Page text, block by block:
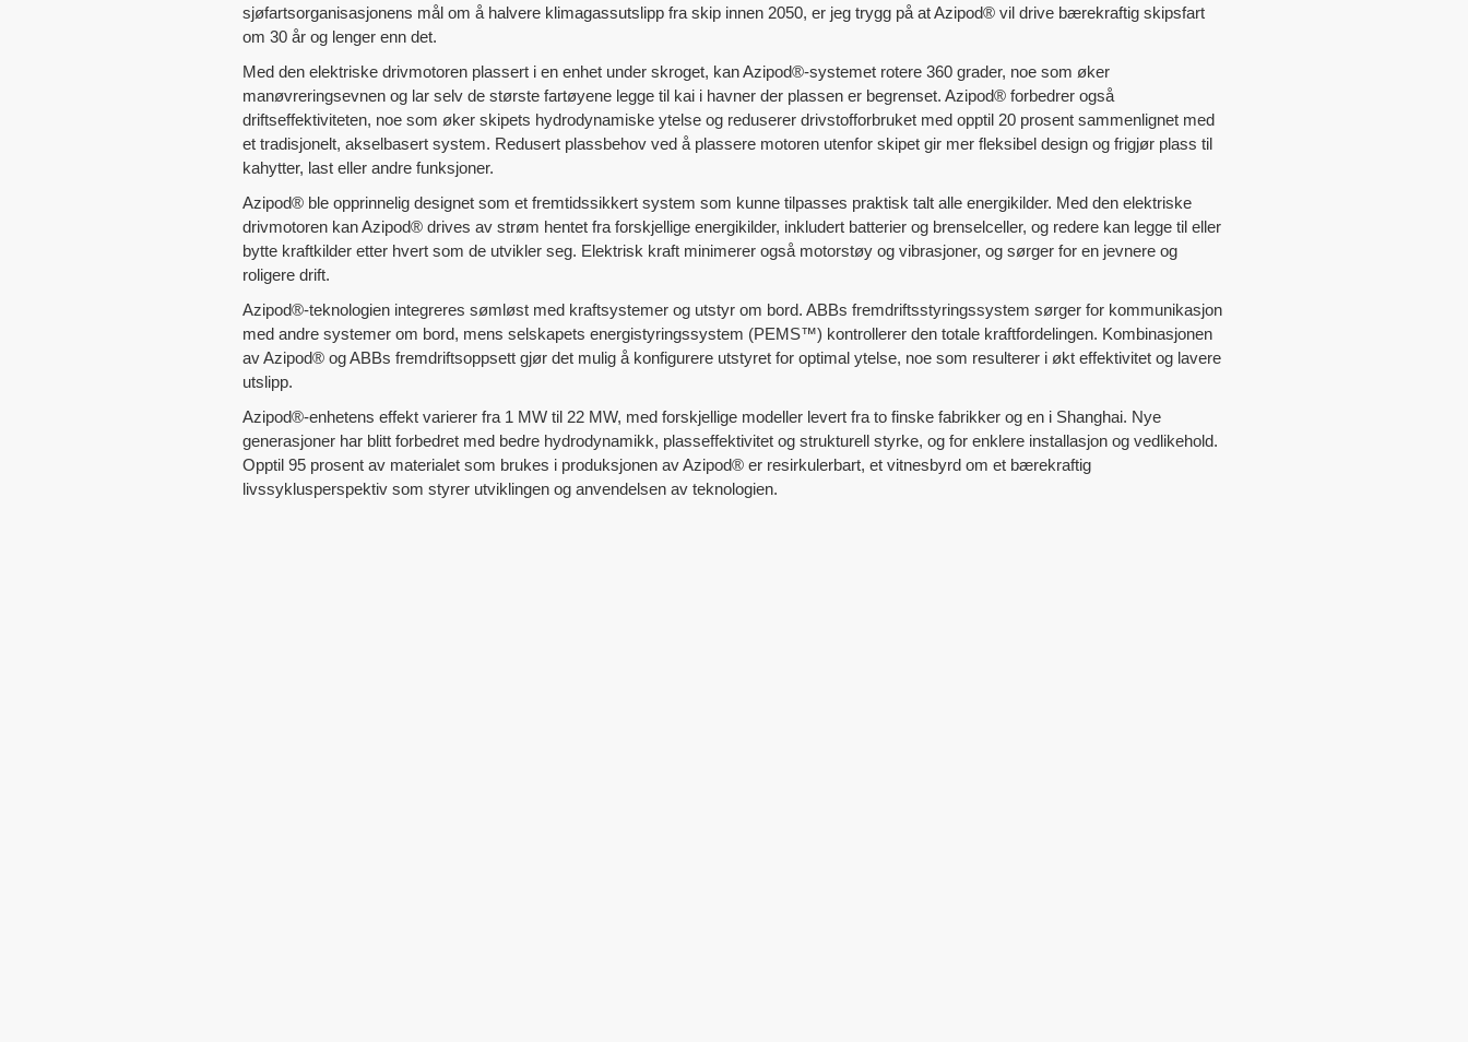
sjøfartsorganisasjonens mål om å halvere klimagassutslipp fra skip innen 2050, er jeg trygg på at Azipod® vil drive bærekraftig skipsfart
om 30 år og lenger enn det.
Med den elektriske drivmotoren plassert i en enhet under skroget, kan Azipod®-systemet rotere 360 grader, noe som øker
manøvreringsevnen og lar selv de største fartøyene legge til kai i havner der plassen er begrenset. Azipod® forbedrer også
driftseffektiviteten, noe som øker skipets hydrodynamiske ytelse og reduserer drivstofforbruket med opptil 20 prosent sammenlignet med
et tradisjonelt, akselbasert system. Redusert plassbehov ved å plassere motoren utenfor skipet gir mer fleksibel design og frigjør plass til
kahytter, last eller andre funksjoner.
Azipod® ble opprinnelig designet som et fremtidssikkert system som kunne tilpasses praktisk talt alle energikilder. Med den elektriske
drivmotoren kan Azipod® drives av strøm hentet fra forskjellige energikilder, inkludert batterier og brenselceller, og redere kan legge til eller
bytte kraftkilder etter hvert som de utvikler seg. Elektrisk kraft minimerer også motorstøy og vibrasjoner, og sørger for en jevnere og
roligere drift.
Azipod®-teknologien integreres sømløst med kraftsystemer og utstyr om bord. ABBs fremdriftsstyringssystem sørger for kommunikasjon
med andre systemer om bord, mens selskapets energistyringssystem (PEMS™) kontrollerer den totale kraftfordelingen. Kombinasjonen
av Azipod® og ABBs fremdriftsoppsett gjør det mulig å konfigurere utstyret for optimal ytelse, noe som resulterer i økt effektivitet og lavere
utslipp.
Azipod®-enhetens effekt varierer fra 1 MW til 22 MW, med forskjellige modeller levert fra to finske fabrikker og en i Shanghai. Nye
generasjoner har blitt forbedret med bedre hydrodynamikk, plasseffektivitet og strukturell styrke, og for enklere installasjon og vedlikehold.
Opptil 95 prosent av materialet som brukes i produksjonen av Azipod® er resirkulerbart, et vitnesbyrd om et bærekraftig
livssyklusperspektiv som styrer utviklingen og anvendelsen av teknologien.